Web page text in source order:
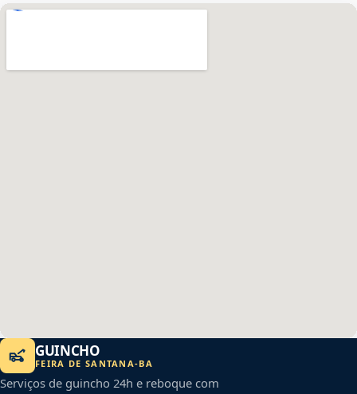
GUINCHO
FEIRA DE SANTANA-BA
Serviços de guincho 24h e reboque com